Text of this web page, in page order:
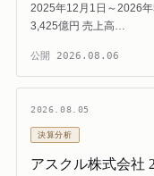
2025年12月1日～2026
3,425億円 売上高…
公開 2026.08.06
2026.08.05
決算分析
アスクル株式会社